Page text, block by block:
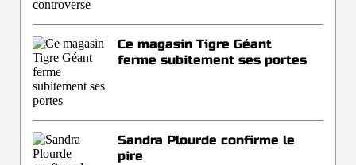
Ce magasin Tigre Géant
ferme subitement ses portes
Sandra Plourde confirme le
pire